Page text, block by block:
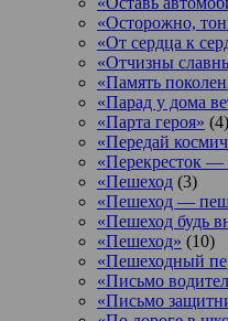
«Осторожно,
«От сердца к
«Отчизны
«Память
«Парад у дома
«Парта героя» (4)
«Передай
«Перекресток —
«Пешеход (3)
«Пешеход —
«Пешеход будь
«Пешеход» (10)
«Пешеходный
«Письмо
«Письмо